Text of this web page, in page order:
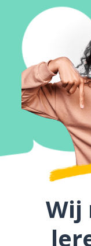
Wij